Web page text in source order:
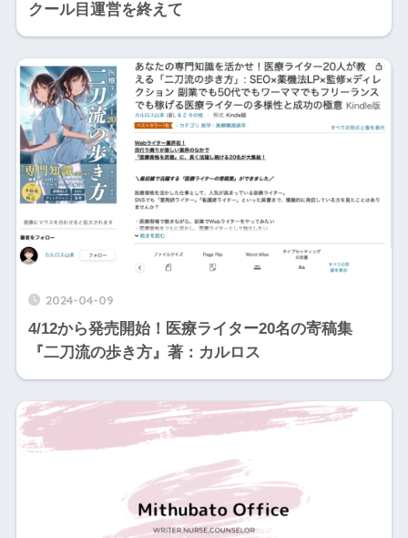
クール目運営を終えて
2024-04-09
4/12から発売開始！医療ライター20名の寄稿集
『二刀流の歩き方』著：カルロス